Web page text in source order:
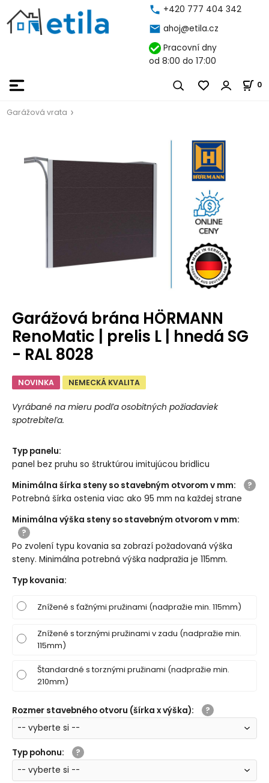
+420 777 404 342
ahoj@etila.cz
Pracovní dny
od 8:00 do 17:00
0
Garážová vrata
Garážová brána HÖRMANN
RenoMatic | prelis L | hnedá SG
- RAL 8028
NOVINKA NEMECKÁ KVALITA
Vyrábané na mieru podľa osobitných požiadaviek
spotrebiteľa.
Typ panelu:
panel bez pruhu so štruktúrou imitujúcou bridlicu
Minimálna šírka steny so stavebným otvorom v mm:
Potrebná šírka ostenia viac ako 95 mm na každej strane
Minimálna výška steny so stavebným otvorom v mm:
Po zvolení typu kovania sa zobrazí požadovaná výška
steny. Minimálna potrebná výška nadpražia je 115mm.
Typ kovania:
Znížené s ťažnými pružinami (nadpražie min. 115mm)
Znížené s torznými pružinami v zadu (nadpražie min.
115mm)
Štandardné s torznými pružinami (nadpražie min.
210mm)
Rozmer stavebného otvoru (šírka x výška):
Typ pohonu: